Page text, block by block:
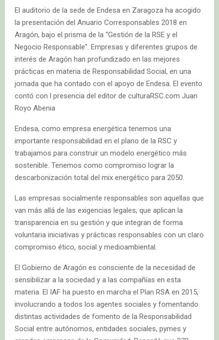
El auditorio de la sede de Endesa en Zaragoza ha acogido
la presentación del Anuario Corresponsables 2018 en
Aragón, bajo el prisma de la “Gestión de la RSE y el
Negocio Responsable”. Empresas y diferentes grupos de
interés de Aragón han profundizado en las mejores
prácticas en materia de Responsabilidad Social, en una
jornada que ha contado con el apoyo de Endesa. El evento
contó con l presencia del editor de culturaRSC.com Juan
Royo Abenia
Endesa, como empresa energética tenemos una
importante responsabilidad en el plano de la RSC y
trabajamos para construir un modelo energético más
sostenible. Tenemos como compromiso lograr la
descarbonización total del mix energético para 2050.
Las empresas socialmente responsables son aquellas que
van más allá de las exigencias legales, que aplican la
transparencia en su gestión y que integran de forma
voluntaria iniciativas y prácticas responsables con un claro
compromiso ético, social y medioambiental.
El Gobierno de Aragón es consciente de la necesidad de
sensibilizar a la sociedad y a las compañías en esta
materia. El IAF ha puesto en marcha el Plan RSA en 2015,
involucrando a todos los agentes sociales y fomentando
distintas actividades de fomento de la Responsabilidad
Social entre autónomos, entidades sociales, pymes y